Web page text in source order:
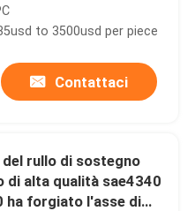
to 3500usd per piece
Contattaci
rullo di sostegno
di alta qualità sae4340
ha forgiato l'asse di